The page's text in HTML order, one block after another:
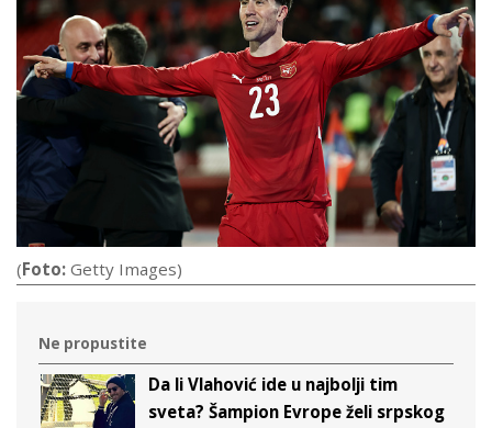
(Foto: Getty Images)
Ne propustite
Da li Vlahović ide u najbolji tim
sveta? Šampion Evrope želi srpskog